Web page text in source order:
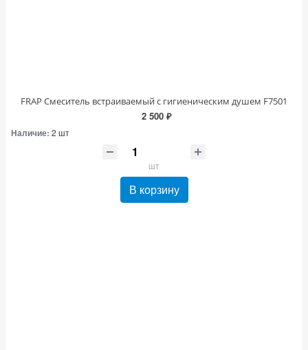
FRAP Смеситель встраиваемый с гигиеническим душем F7501
2 500 ₽
Наличие: 2 шт
шт
В корзину